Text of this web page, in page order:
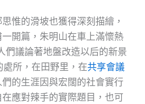
惟的滑坡也獲得深刻描繪，
開篇，朱明山在車上滿懷熱
們議論著地盤改造以后的新景
處所，在田野里，在共享會議
的生涯因與宏闊的社會實行
應對辣手的實際題目，也可